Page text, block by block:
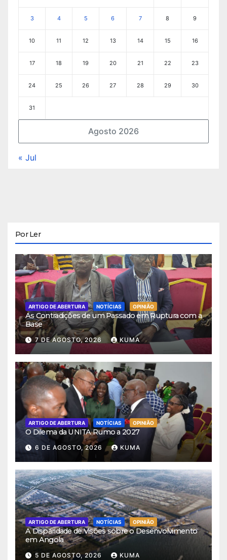
Agosto 2026
3 4 5 6 7 8 9
10 11 12 13 14 15 16
17 18 19 20 21 22 23
24 25 26 27 28 29 30
31
« Jul
Por Ler
ARTIGO DE ABERTURA NOTÍCIAS OPINIÃO
As Contradições de um Passado em Ruptura com a
Base
7 DE AGOSTO, 2026 KUMA
ARTIGO DE ABERTURA NOTÍCIAS OPINIÃO
O Dilema da UNITA Rumo a 2027
6 DE AGOSTO, 2026 KUMA
ARTIGO DE ABERTURA NOTÍCIAS OPINIÃO
A Disparidade de Visões sobre o Desenvolvimento
em Angola
5 DE AGOSTO, 2026 KUMA